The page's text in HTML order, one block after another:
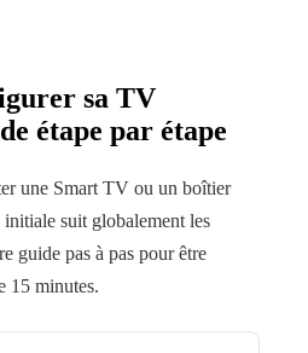
sa TV
étape par étape
une Smart TV ou un boîtier
suit globalement les
guide pas à pas pour être
15 minutes.